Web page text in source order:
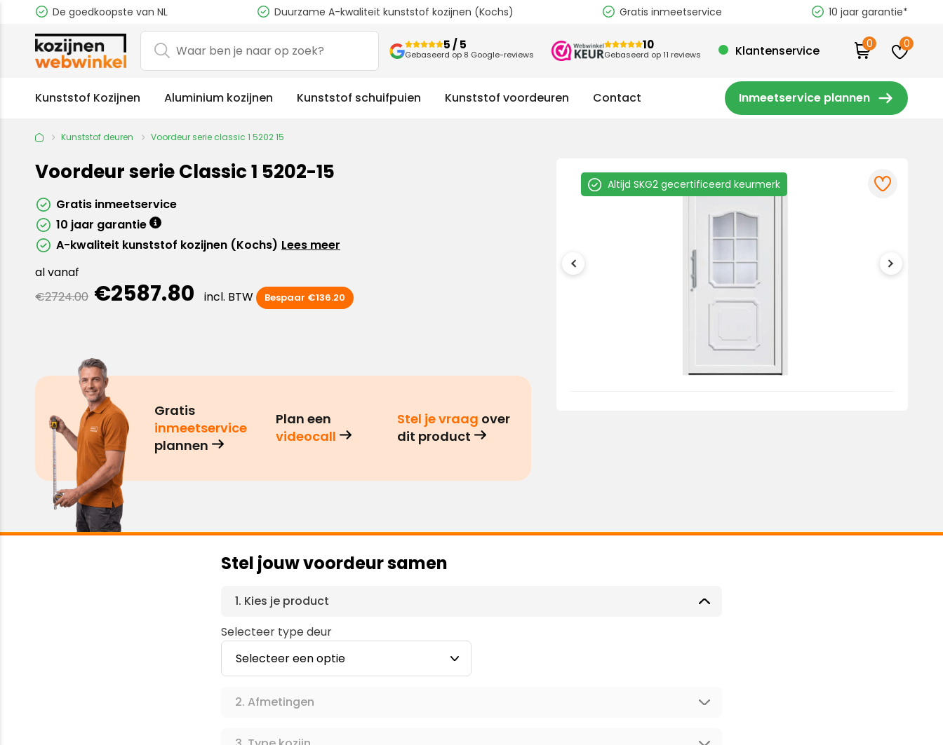
De goedkoopste van NL Duurzame A-kwaliteit kunststof kozijnen (Kochs) Gratis inmeetservice 10 jaar garantie*
5 / 5
Gebaseerd op 8 Google-reviews
10
Gebaseerd op 11 reviews Klantenservice 0 0
Kunststof Kozijnen Aluminium kozijnen Kunststof schuifpuien Kunststof voordeuren Contact Inmeetservice plannen
Kunststof deuren Voordeur serie classic 1 5202 15
Voordeur serie Classic 1 5202-15
Gratis inmeetservice
10 jaar garantie
A-kwaliteit kunststof kozijnen (Kochs) Lees meer
al vanaf
€2724.00 €2587.80 incl. BTW Bespaar €136.20
Gratis
inmeetservice
plannen
Plan een
videocall
Stel je vraag over
dit product
Altijd SKG2 gecertificeerd keurmerk
Stel jouw voordeur samen
Kies je product
Selecteer type deur
Afmetingen